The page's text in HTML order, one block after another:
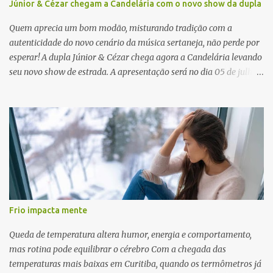
Júnior & Cézar chegam a Candelária com o novo show da dupla
Quem aprecia um bom modão, misturando tradição com a
autenticidade do novo cenário da música sertaneja, não perde por
esperar! A dupla Júnior & Cézar chega agora a Candelária levando
seu novo show de estrada. A apresentação será no dia 05 de julho
barriga diferente. O projeto ‘Simplesmente’ ainda nem foi lançado
por completo e já ver o público cantando com a gente, show após
show, é algo surreal. Muita gente que nos acompanha, desde os
tempos de ‘Clone’ e ‘Golzinho Quadrado’ e, poder seguir juntos
agora, nessa caminhada com ‘Fraquinho de Aparência’, é
gratificante”, comentam os cantores. Além de rodar várias regiões
do Brasil com a agenda de shows, Júnior & Cézar estão lançando
"Simplesmente". O projeto nasceu em 2024, contendo 14 faixas
inéditas, com direção criativa de Fernando Trevisan (Catatau) e
direção musical de Eduardo Pepato....
Frio impacta mente
Queda de temperatura altera humor, energia e comportamento,
mas rotina pode equilibrar o cérebro Com a chegada das
temperaturas mais baixas em Curitiba, quando os termômetros já